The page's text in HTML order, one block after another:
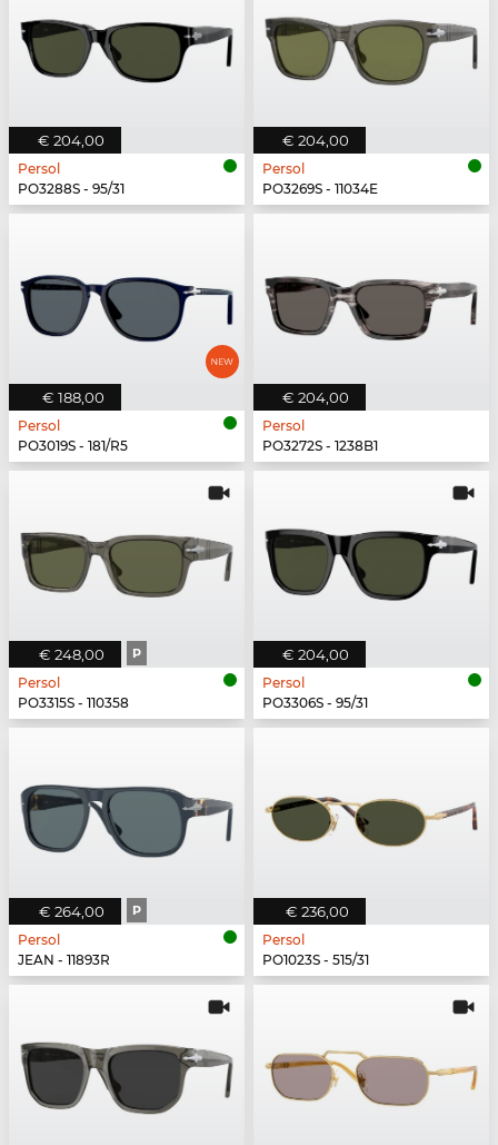
€ 204,00
Persol
PO3288S - 95/31
€ 204,00
Persol
PO3269S - 11034E
€ 188,00
Persol
PO3019S - 181/R5
€ 204,00
Persol
PO3272S - 1238B1
€ 248,00 P
Persol
PO3315S - 110358
€ 204,00
Persol
PO3306S - 95/31
€ 264,00 P
Persol
JEAN - 11893R
€ 236,00
Persol
PO1023S - 515/31